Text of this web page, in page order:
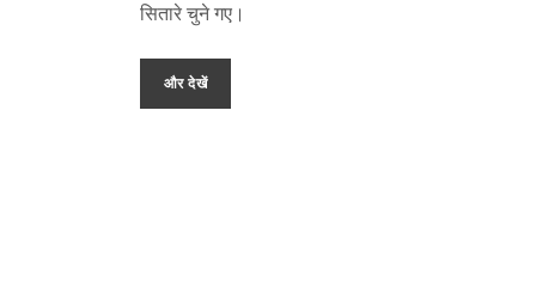
सितारे चुने गए।
और देखें